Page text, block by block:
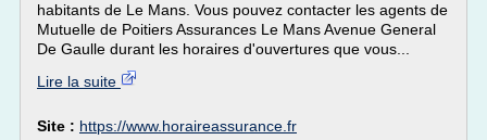
habitants de Le Mans. Vous pouvez contacter les agents de
Mutuelle de Poitiers Assurances Le Mans Avenue General
De Gaulle durant les horaires d'ouvertures que vous...
Lire la suite
Site : https://www.horaireassurance.fr